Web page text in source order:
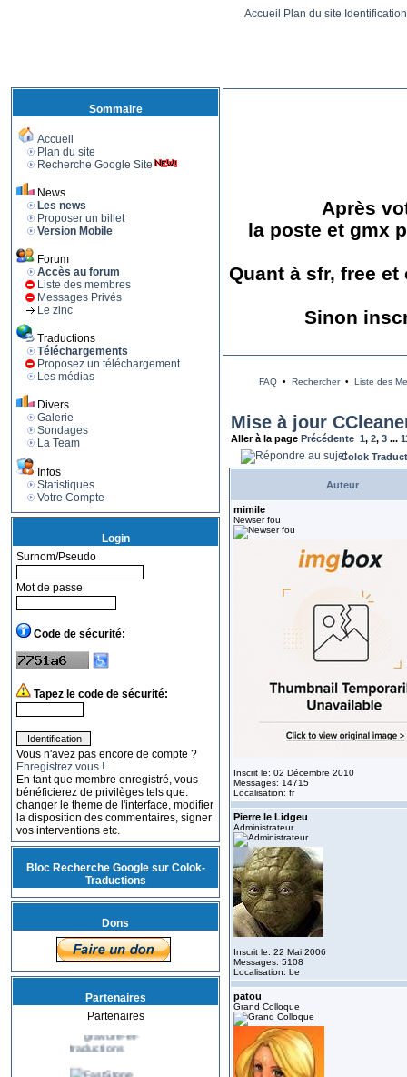
Accueil Plan du site
Sommaire
Accueil
Plan du site
Recherche Google Site
News
Les news
Proposer un billet
Version Mobile
Forum
Accès au forum
Liste des membres
Messages Privés
Le zinc
Traductions
Téléchargements
Proposez un téléchargement
Les médias
Divers
Galerie
Sondages
La Team
Infos
Statistiques
Votre Compte
Login
Surnom/Pseudo
Mot de passe
Code de sécurité:
Tapez le code de sécurité:
Vous n'avez pas encore de compte ?
Enregistrez vous !
En tant que membre enregistré, vous
bénéficierez de privilèges tels que:
changer le thème de l'interface, modifier
la disposition des commentaires, signer
vos interventions etc.
Bloc Recherche Google sur Colok-
Traductions
Dons
Partenaires
Partenaires
Après
la poste et gmx
Quant à sfr, free
Sinon
FAQ• Rechercher• Liste des
Mise à jour
Aller à la page Précédente 1, 2, 3 ...
Colok
Auteur
mimile
Newser fou
Inscrit le: 02 Décembre 2010
Messages: 14715
Localisation: fr
Pierre le Lidgeu
Administrateur
Inscrit le: 22 Mai 2006
Messages: 5108
Localisation: be
patou
Grand Colloque